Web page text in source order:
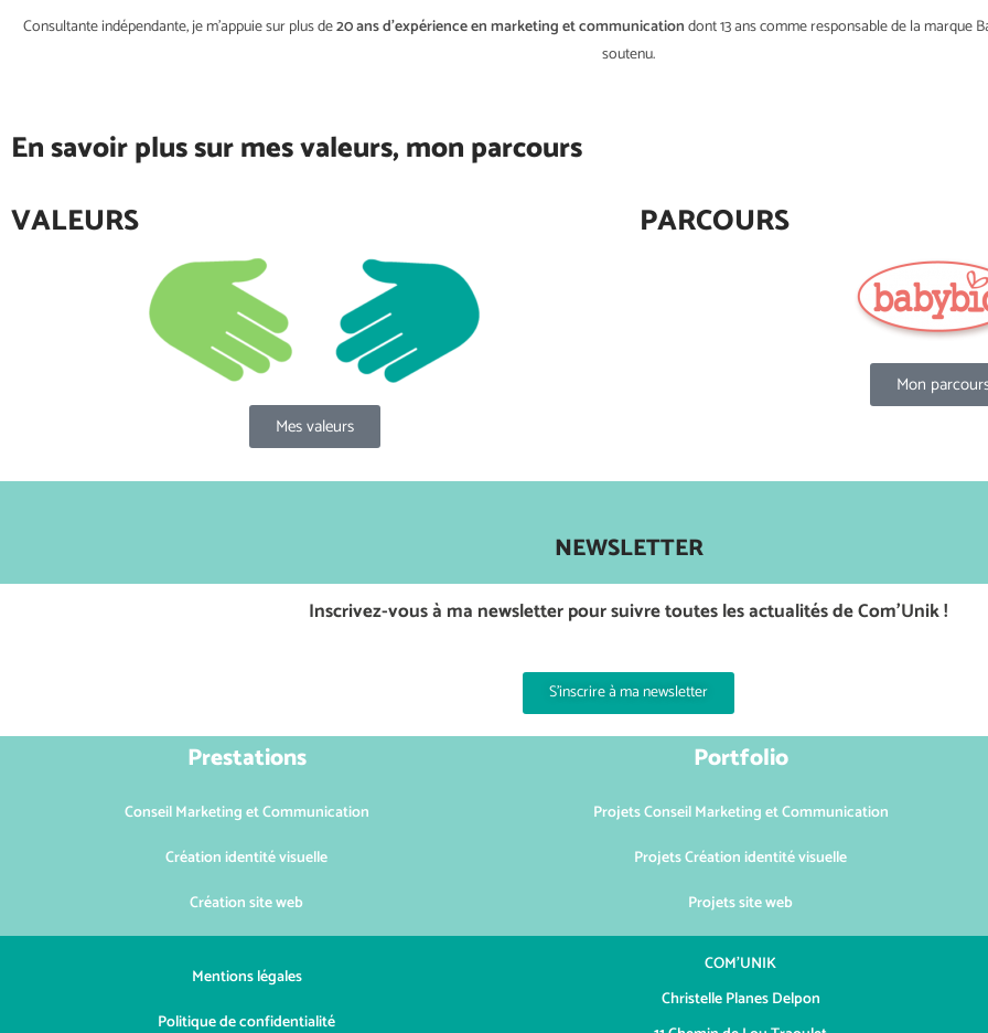
Consultante indépendante, je m’appuie sur plus de20 ans d’expérience en marketing et communicationdont 13 ans comme responsable de la marque
soutenu.
En savoir plus sur mes valeurs, mon parcours
VALEURS
Mes valeurs
PARCOURS
Mon
NEWSLETTER
Inscrivez-vous à ma newsletter pour suivre toutes les actualités de Com’Unik !
S'inscrire à ma newsletter
Prestations
Conseil Marketing et Communication
Création identité visuelle
Création site web
Portfolio
Projets Conseil Marketing et Communication
Projets Création identité visuelle
Projets site web
Mentions légales
Politique de confidentialité
COM’UNIK
Christelle Planes Delpon